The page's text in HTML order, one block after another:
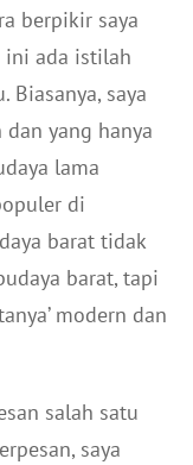
berpikir saya
ini ada istilah
Biasanya, saya
yang hanya
lama
di
barat tidak
barat, tapi
modern dan
salah satu
saya